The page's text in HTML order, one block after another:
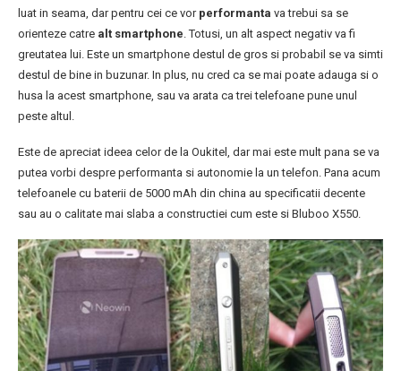
luat in seama, dar pentru cei ce vor performanta va trebui sa se
orienteze catre alt smartphone . Totusi, un alt aspect negativ va fi
greutatea lui. Este un smartphone destul de gros si probabil se va simti
destul de bine in buzunar. In plus, nu cred ca se mai poate adauga si o
husa la acest smartphone, sau va arata ca trei telefoane pune unul
peste altul.
Este de apreciat ideea celor de la Oukitel, dar mai este mult pana se va
putea vorbi despre performanta si autonomie la un telefon. Pana acum
telefoanele cu baterii de 5000 mAh din china au specificatii decente
sau au o calitate mai slaba a constructiei cum este si Bluboo X550.